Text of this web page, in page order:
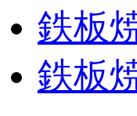
鉄板
鉄板